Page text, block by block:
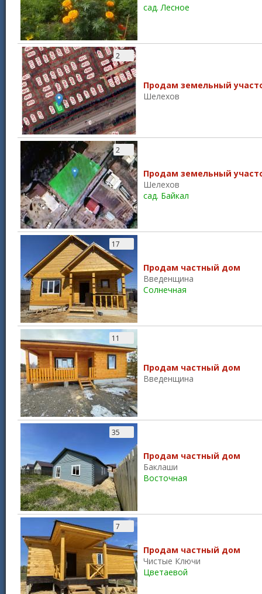
сад. Лесное
2
Продам земельный
Шелехов
2
Продам земельный
Шелехов
сад. Байкал
17
Продам частный дом
Введенщина
Солнечная
11
Продам частный дом
Введенщина
35
Продам частный дом
Баклаши
Восточная
7
Продам частный дом
Чистые Ключи
Цветаевой